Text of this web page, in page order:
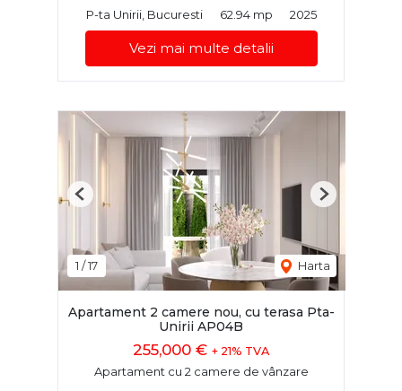
P-ta Unirii, Bucuresti 62.94 mp 2025
Vezi mai multe detalii
1 /17 Harta
Previous Next
Apartament 2 camere nou, cu terasa Pta-
Unirii AP04B
255,000 € + 21% TVA
Apartament cu 2 camere de vânzare